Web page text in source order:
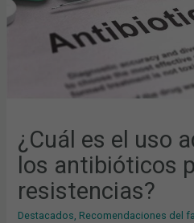
¿Cuál es el uso
los antibióticos
resistencias?
Destacados, Recomendaciones del